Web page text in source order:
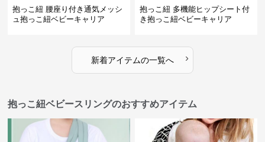
抱っこ紐 腰座り付き通気メッシ
ュ抱っこ紐ベビーキャリア
抱っこ紐 多機能ヒップシート付
き抱っこ紐ベビーキャリア
新着アイテムの一覧へ ›
抱っこ紐ベビースリングのおすすめアイテム